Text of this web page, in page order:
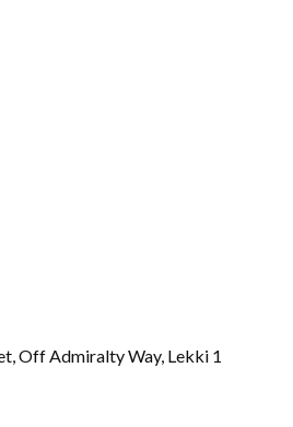
Off Admiralty Way, Lekki 1